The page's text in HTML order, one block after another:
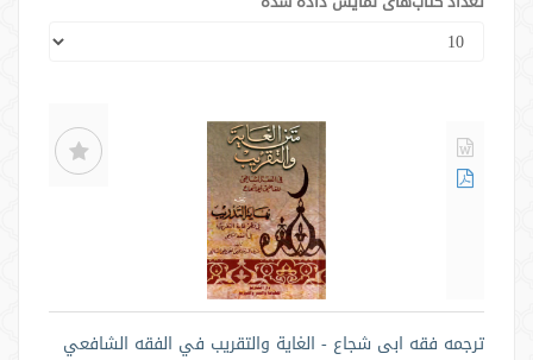
ترجمه فقه ابی شجاع - الغاية والتقريب في الفقه الشافعي